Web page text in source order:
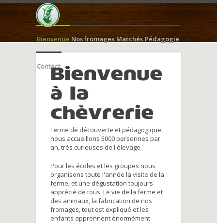
Bienvenue Nos fromages Marchés Pédagogie
ContactBienvenue
à la
chèvrerie
Ferme de découverte et pédagogique,
nous accueillons 5000 personnes par
an, trés curieuses de l'élevage.
Pour les écoles et les groupes nous
organisons toute l'année la visite de la
ferme, et une dégustation toujours
apprécié de tous. Le vie de la ferme et
des animaux, la fabrication de nos
fromages, tout est expliqué et les
enfants apprennent énormément